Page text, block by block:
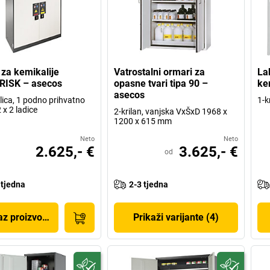
kemikalije
– asecos
1 podno prihvatno
x 2 ladice
Neto
2.625,- €
proizvoda
Vatrostalni ormari za
opasne tvari tipa 90 –
asecos
2-krilan, vanjska VxŠxD 1968 x
1200 x 615 mm
Neto
od 3.625,- €
2-3 tjedna
Prikaži varijante (4)
1-